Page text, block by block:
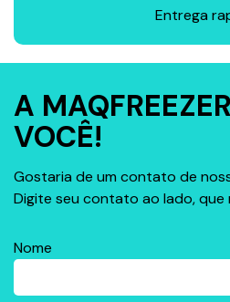
Entrega
A
VOCÊ!
Gostaria de um contato de
Digite seu contato ao lado,
Nome